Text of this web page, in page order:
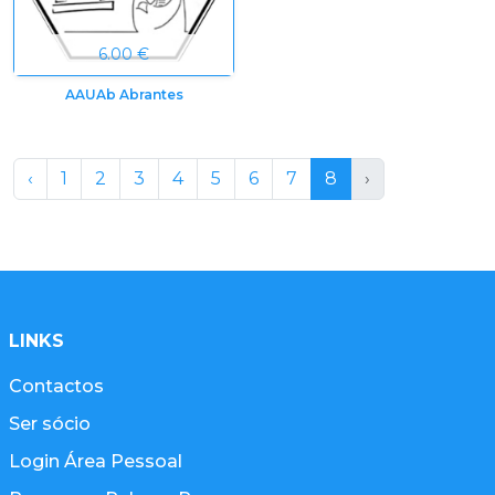
6.00 €
AAUAb Abrantes
‹ 1 2 3 4 5 6 7 8 ›
LINKS
Contactos
Ser sócio
Login Área Pessoal